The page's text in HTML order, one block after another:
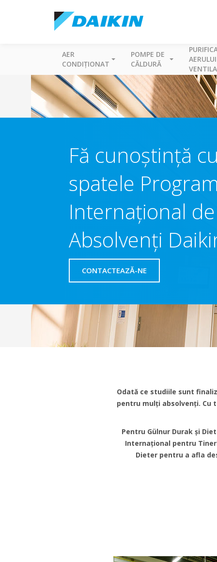
AER
CONDIȚIONAT
POMPE DE
CĂLDURĂ
Fă cunoștință
spatele
Internațional
Absolvenți
CONTACTEAZĂ-NE
Odată ce studiile sunt
pentru mulți absolvenți. Cu
Pentru Gülnur Durak și
Internațional pentru
Dieter pentru a afla